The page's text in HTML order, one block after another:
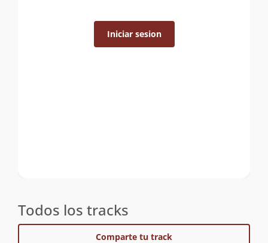
Iniciar sesion
Todos los tracks
Comparte tu track